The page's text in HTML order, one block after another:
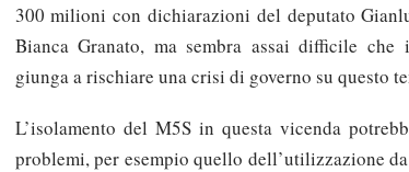
300 milioni con dichiarazioni del deputato
Bianca Granato, ma sembra assai difficile che
giunga a rischiare una crisi di governo su questo
L’isolamento del M5S in questa vicenda
problemi, per esempio quello dell’utilizzazione